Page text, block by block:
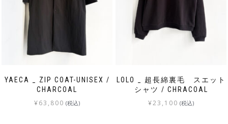
YAECA _ ZIP COAT-UNISEX /
CHARCOAL
¥63,800 (税込)
LOLO _ 超長綿裏毛 スエット
シャツ / CHRACOAL
¥23,100 (税込)